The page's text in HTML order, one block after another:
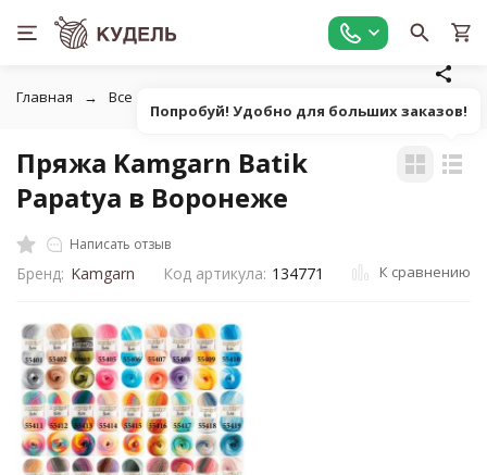
Главная Все для вязания
Пряжа Kamgarn Batik
Papatya в Воронеже
Написать отзыв
Бренд: Kamgarn Код артикула: 134771 К сравнению
Попробуй! Удобно для больших заказов!